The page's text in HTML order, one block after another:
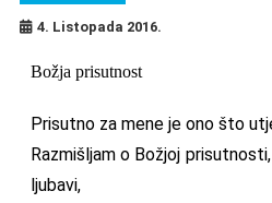
4. Listopada 2016.
Božja prisutnost
Prisutno za mene je ono što
Razmišljam o Božjoj
ljubavi,